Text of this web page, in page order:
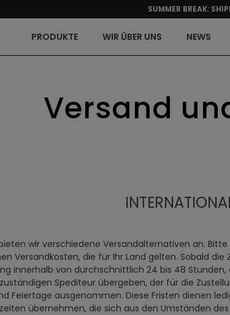
SUMMER BREAK:
PRODUKTE WIR ÜBER UNS NEWS
Versand
wir verschiedene Versandalternativen an.
Versandkosten, die für Ihr Land gelten. Sobald
innerhalb von durchschnittlich 24 bis 48
Spediteur übergeben, der für die
Feiertage ausgenommen. Diese Fristen dienen
übernehmen, die sich aus den Umständen